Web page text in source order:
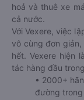
hoả và thuê xe
cả nước.
Với Vexere, việc
vô cùng đơn
hết. Vexere hiện
tác hàng đầu
• 2000+
đường